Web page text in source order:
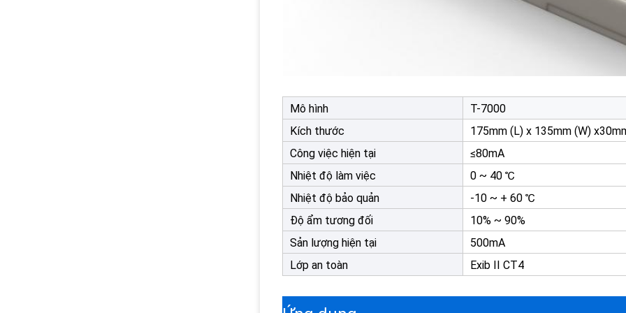
Mô hình
T-7000
Kích thước
175mm (L) x 135mm (W)
Công việc hiện tại
≤80mA
Nhiệt độ làm việc
0 ~ 40 ℃
Nhiệt độ bảo quản
-10 ~ + 60 ℃
Độ ẩm tương đối
10% ~ 90%
Sản lượng hiện tại
500mA
Lớp an toàn
Exib II CT4